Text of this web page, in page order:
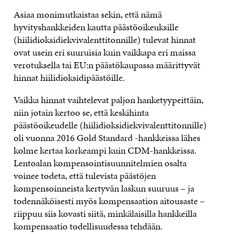
Asiaa monimutkaistaa sekin, että nämä
hyvityshankkeiden kautta päästöoikeuksille
(hiilidioksidiekvivalenttitonnille) tulevat hinnat
ovat usein eri suuruisia kuin vaikkapa eri maissa
verotuksella tai EU:n päästökaupassa määrittyvät
hinnat hiilidioksidipäästöille.
Vaikka hinnat vaihtelevat paljon hanketyypeittäin,
niin jotain kertoo se, että keskihinta
päästöoikeudelle (hiilidioksidiekvivalenttitonnille)
oli vuonna 2016 Gold Standard -hankkeissa lähes
kolme kertaa korkeampi kuin CDM-hankkeissa.
Lentoalan kompensointisuunnitelmien osalta
voinee todeta, että tulevista päästöjen
kompensoinneista kertyvän laskun suuruus – ja
todennäköisesti myös kompensaation aitousaste –
riippuu siis kovasti siitä, minkälaisilla hankkeilla
kompensaatio todellisuudessa tehdään.